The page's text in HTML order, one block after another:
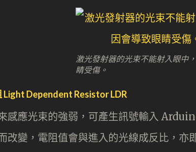
激光發射器的光束不能射入眼中
睛受傷。
Light Dependent Resistor LDR
感應光束的強弱，可產生訊號輸入
改變，電阻值會與進入的光線成反比，亦